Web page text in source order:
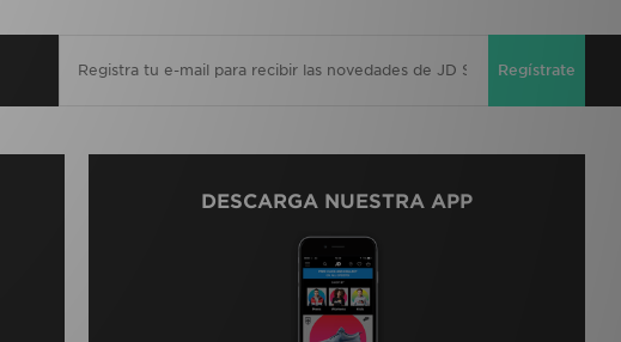
Regístrate
DESCARGA NUESTRA APP